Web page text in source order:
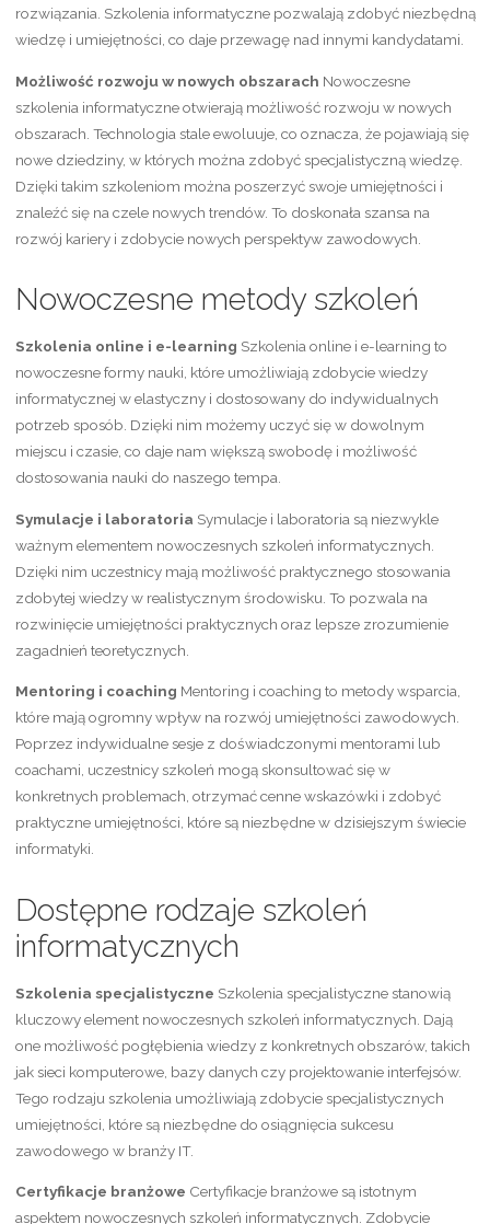
rozwiązania. Szkolenia informatyczne pozwalają zdobyć niezbędną
wiedzę i umiejętności, co daje przewagę nad innymi kandydatami.
Możliwość rozwoju w nowych obszarach Nowoczesne
szkolenia informatyczne otwierają możliwość rozwoju w nowych
obszarach. Technologia stale ewoluuje, co oznacza, że pojawiają się
nowe dziedziny, w których można zdobyć specjalistyczną wiedzę.
Dzięki takim szkoleniom można poszerzyć swoje umiejętności i
znaleźć się na czele nowych trendów. To doskonała szansa na
rozwój kariery i zdobycie nowych perspektyw zawodowych.
Nowoczesne metody szkoleń
Szkolenia online i e-learning Szkolenia online i e-learning to
nowoczesne formy nauki, które umożliwiają zdobycie wiedzy
informatycznej w elastyczny i dostosowany do indywidualnych
potrzeb sposób. Dzięki nim możemy uczyć się w dowolnym
miejscu i czasie, co daje nam większą swobodę i możliwość
dostosowania nauki do naszego tempa.
Symulacje i laboratoria Symulacje i laboratoria są niezwykle
ważnym elementem nowoczesnych szkoleń informatycznych.
Dzięki nim uczestnicy mają możliwość praktycznego stosowania
zdobytej wiedzy w realistycznym środowisku. To pozwala na
rozwinięcie umiejętności praktycznych oraz lepsze zrozumienie
zagadnień teoretycznych.
Mentoring i coaching Mentoring i coaching to metody wsparcia,
które mają ogromny wpływ na rozwój umiejętności zawodowych.
Poprzez indywidualne sesje z doświadczonymi mentorami lub
coachami, uczestnicy szkoleń mogą skonsultować się w
konkretnych problemach, otrzymać cenne wskazówki i zdobyć
praktyczne umiejętności, które są niezbędne w dzisiejszym świecie
informatyki.
Dostępne rodzaje szkoleń
informatycznych
Szkolenia specjalistyczne Szkolenia specjalistyczne stanowią
kluczowy element nowoczesnych szkoleń informatycznych. Dają
one możliwość pogłębienia wiedzy z konkretnych obszarów, takich
jak sieci komputerowe, bazy danych czy projektowanie interfejsów.
Tego rodzaju szkolenia umożliwiają zdobycie specjalistycznych
umiejętności, które są niezbędne do osiągnięcia sukcesu
zawodowego w branży IT.
Certyfikacje branżowe Certyfikacje branżowe są istotnym
aspektem nowoczesnych szkoleń informatycznych. Zdobycie